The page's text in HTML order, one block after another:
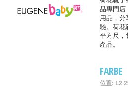
品專門店
用品，分
驗。荷花
平方尺，
產品。
FARBE
位置: L2